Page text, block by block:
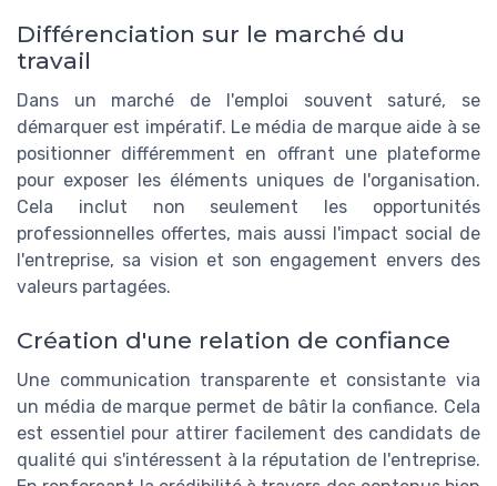
Différenciation sur le marché du
travail
Dans un marché de l'emploi souvent saturé, se
démarquer est impératif. Le média de marque aide à se
positionner différemment en offrant une plateforme
pour exposer les éléments uniques de l'organisation.
Cela inclut non seulement les opportunités
professionnelles offertes, mais aussi l'impact social de
l'entreprise, sa vision et son engagement envers des
valeurs partagées.
Création d'une relation de confiance
Une communication transparente et consistante via
un média de marque permet de bâtir la confiance. Cela
est essentiel pour attirer facilement des candidats de
qualité qui s'intéressent à la réputation de l'entreprise.